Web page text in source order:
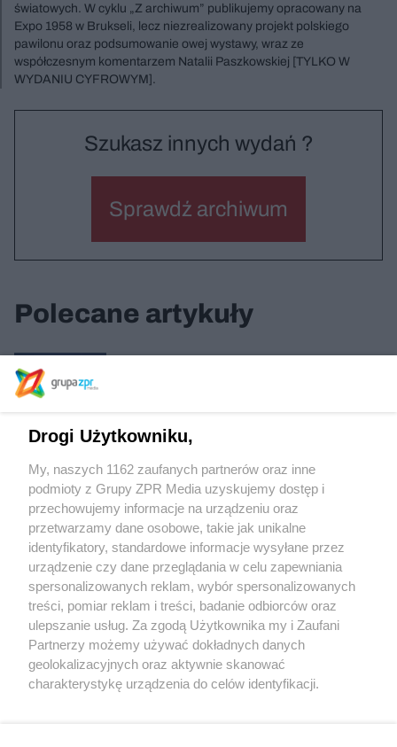
światowych. W cyklu „Z archiwum” publikujemy opracowany na
Expo 1958 w Brukseli, lecz niezrealizowany projekt polskiego
pawilonu oraz podsumowanie owej wystawy, wraz ze
współczesnym komentarzem Natalii Paszkowskiej [TYLKO W
WYDANIU CYFROWYM].
Szukasz innych wydań ?
Sprawdź archiwum
Polecane artykuły
Algi – biomateriał przyszłości
Wartości w architekturze – podsumowanie
Żaden utwór zamieszczony w serwisie nie może być powielany i
rozpowszechniany lub dalej rozpowszechniany w jakikolwiek sposób (w tym
Drogi Użytkowniku,
My, naszych 1162 zaufanych partnerów oraz inne
podmioty z Grupy ZPR Media uzyskujemy dostęp i
przechowujemy informacje na urządzeniu oraz
przetwarzamy dane osobowe, takie jak unikalne
identyfikatory, standardowe informacje wysyłane przez
urządzenie czy dane przeglądania w celu zapewniania
spersonalizowanych reklam, wybór spersonalizowanych
treści, pomiar reklam i treści, badanie odbiorców oraz
ulepszanie usług. Za zgodą Użytkownika my i Zaufani
Partnerzy możemy używać dokładnych danych
geolokalizacyjnych oraz aktywnie skanować
charakterystykę urządzenia do celów identyfikacji.